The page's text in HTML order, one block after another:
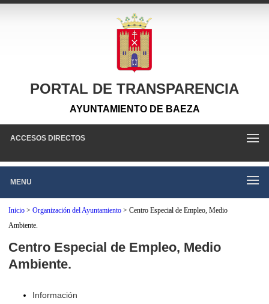
PORTAL DE TRANSPARENCIA
AYUNTAMIENTO DE BAEZA
ACCESOS DIRECTOS
MENU
Inicio >Organización del Ayuntamiento >Centro Especial de Empleo, Medio
Ambiente.
Centro Especial de Empleo, Medio
Ambiente.
Información